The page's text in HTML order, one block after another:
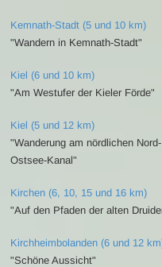
Kemnath-Stadt (5 und 10 km)
"Wandern in Kemnath-Stadt"
Kiel (6 und 10 km)
"Am Westufer der Kieler Förde"
Kiel (5 und 12 km)
"Wanderung am nördlichen Nord-
Ostsee-Kanal"
Kirchen (6, 10, 15 und 16 km)
"Auf den Pfaden der alten
Kirchheimbolanden (6 und 12
"Schöne Aussicht"